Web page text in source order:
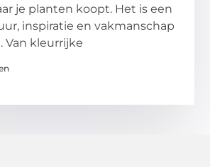
je planten koopt. Het is een
inspiratie en vakmanschap
Van kleurrijke